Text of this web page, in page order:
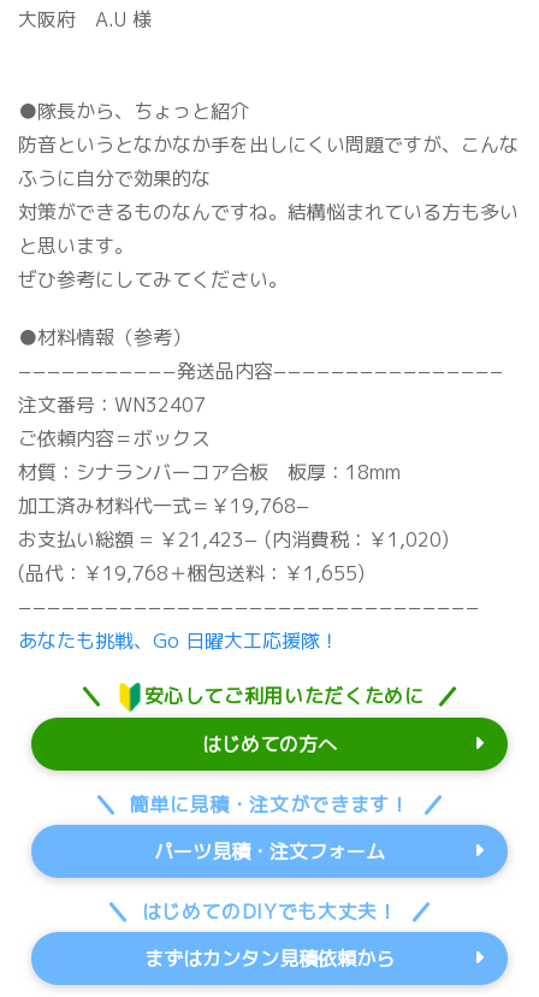
大阪府 A.U 様
●隊長から、ちょっと紹介
防音というとなかなか手を出しにくい問題ですが、こんな
ふうに自分で効果的な
対策ができるものなんですね。結構悩まれている方も多い
と思います。
ぜひ参考にしてみてください。
●材料情報（参考）
−−−−−−−−−−−発送品内容−−−−−−−−−−−−−−−−
注文番号：WN32407
ご依頼内容＝ボックス
材質：シナランバーコア合板 板厚：18mm
加工済み材料代一式＝￥19,768−
お支払い総額 = ￥21,423− (内消費税：￥1,020)
(品代：￥19,768＋梱包送料：￥1,655)
−−−−−−−−−−−−−−−−−−−−−−−−−−−−−−−−
あなたも挑戦、Go 日曜大工応援隊！
安心してご利用いただくために
はじめての方へ
簡単に見積・注文ができます！
パーツ見積・注文フォーム
はじめてのDIYでも大丈夫！
まずはカンタン見積依頼から